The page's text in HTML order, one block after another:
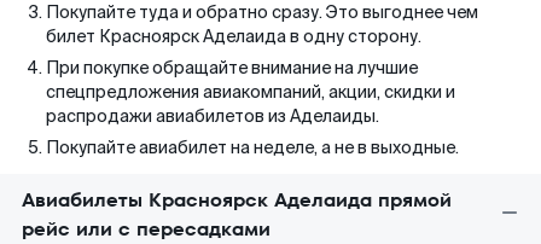
Покупайте туда и обратно сразу. Это выгоднее чем
билет Красноярск Аделаида в одну сторону.
При покупке обращайте внимание на лучшие
спецпредложения авиакомпаний, акции, скидки и
распродажи авиабилетов из Аделаиды.
Покупайте авиабилет на неделе, а не в выходные.
Авиабилеты Красноярск Аделаида прямой
рейс или с пересадками